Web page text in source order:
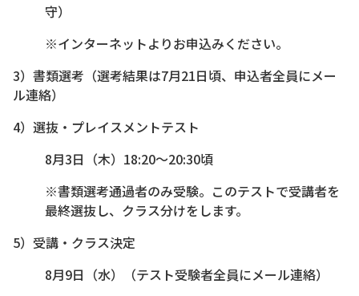
守）
※インターネットよりお申込みください。
3）書類選考（選考結果は7月21日頃、申込者全員にメー
ル連絡）
4）選抜・プレイスメントテスト
8月3日（木）18:20～20:30頃
※書類選考通過者のみ受験。このテストで受講者を
最終選抜し、クラス分けをします。
5）受講・クラス決定
8月9日（水）（テスト受験者全員にメール連絡）